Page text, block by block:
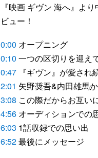
『映画 ギヴン 海へ』よ
ビュー！
0:00 オープニング
0:10 一つの区切りを迎え
0:47 『ギヴン』が愛され
2:01 矢野奨吾&内田雄馬
3:08 この際だからお互い
4:56 オーディションでの
6:03 1話収録での思い出
6:52最後にメッセージ